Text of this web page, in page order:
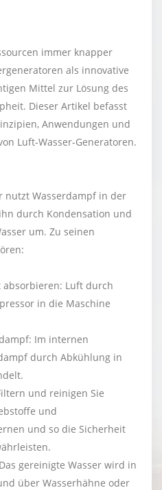
immer knapper
als innovative
Mittel zur Lösung des
Dieser Artikel befasst
Anwendungen und
Luft-Wasser-Generatoren.
nutzt Wasserdampf in der
durch Kondensation und
um. Zu seinen
Luft durch
in die Maschine
Im internen
durch Abkühlung in
und reinigen Sie
und
und so die Sicherheit
gereinigte Wasser wird in
über Wasserhähne oder